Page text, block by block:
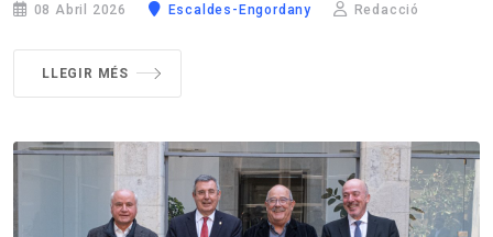
08 Abril 2026 Escaldes-Engordany Redacció
LLEGIR MÉS